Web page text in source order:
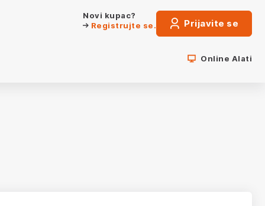
Novi kupac?
Registrujte se.
Prijavite se
Online Alati